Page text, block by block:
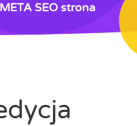
SEO strona